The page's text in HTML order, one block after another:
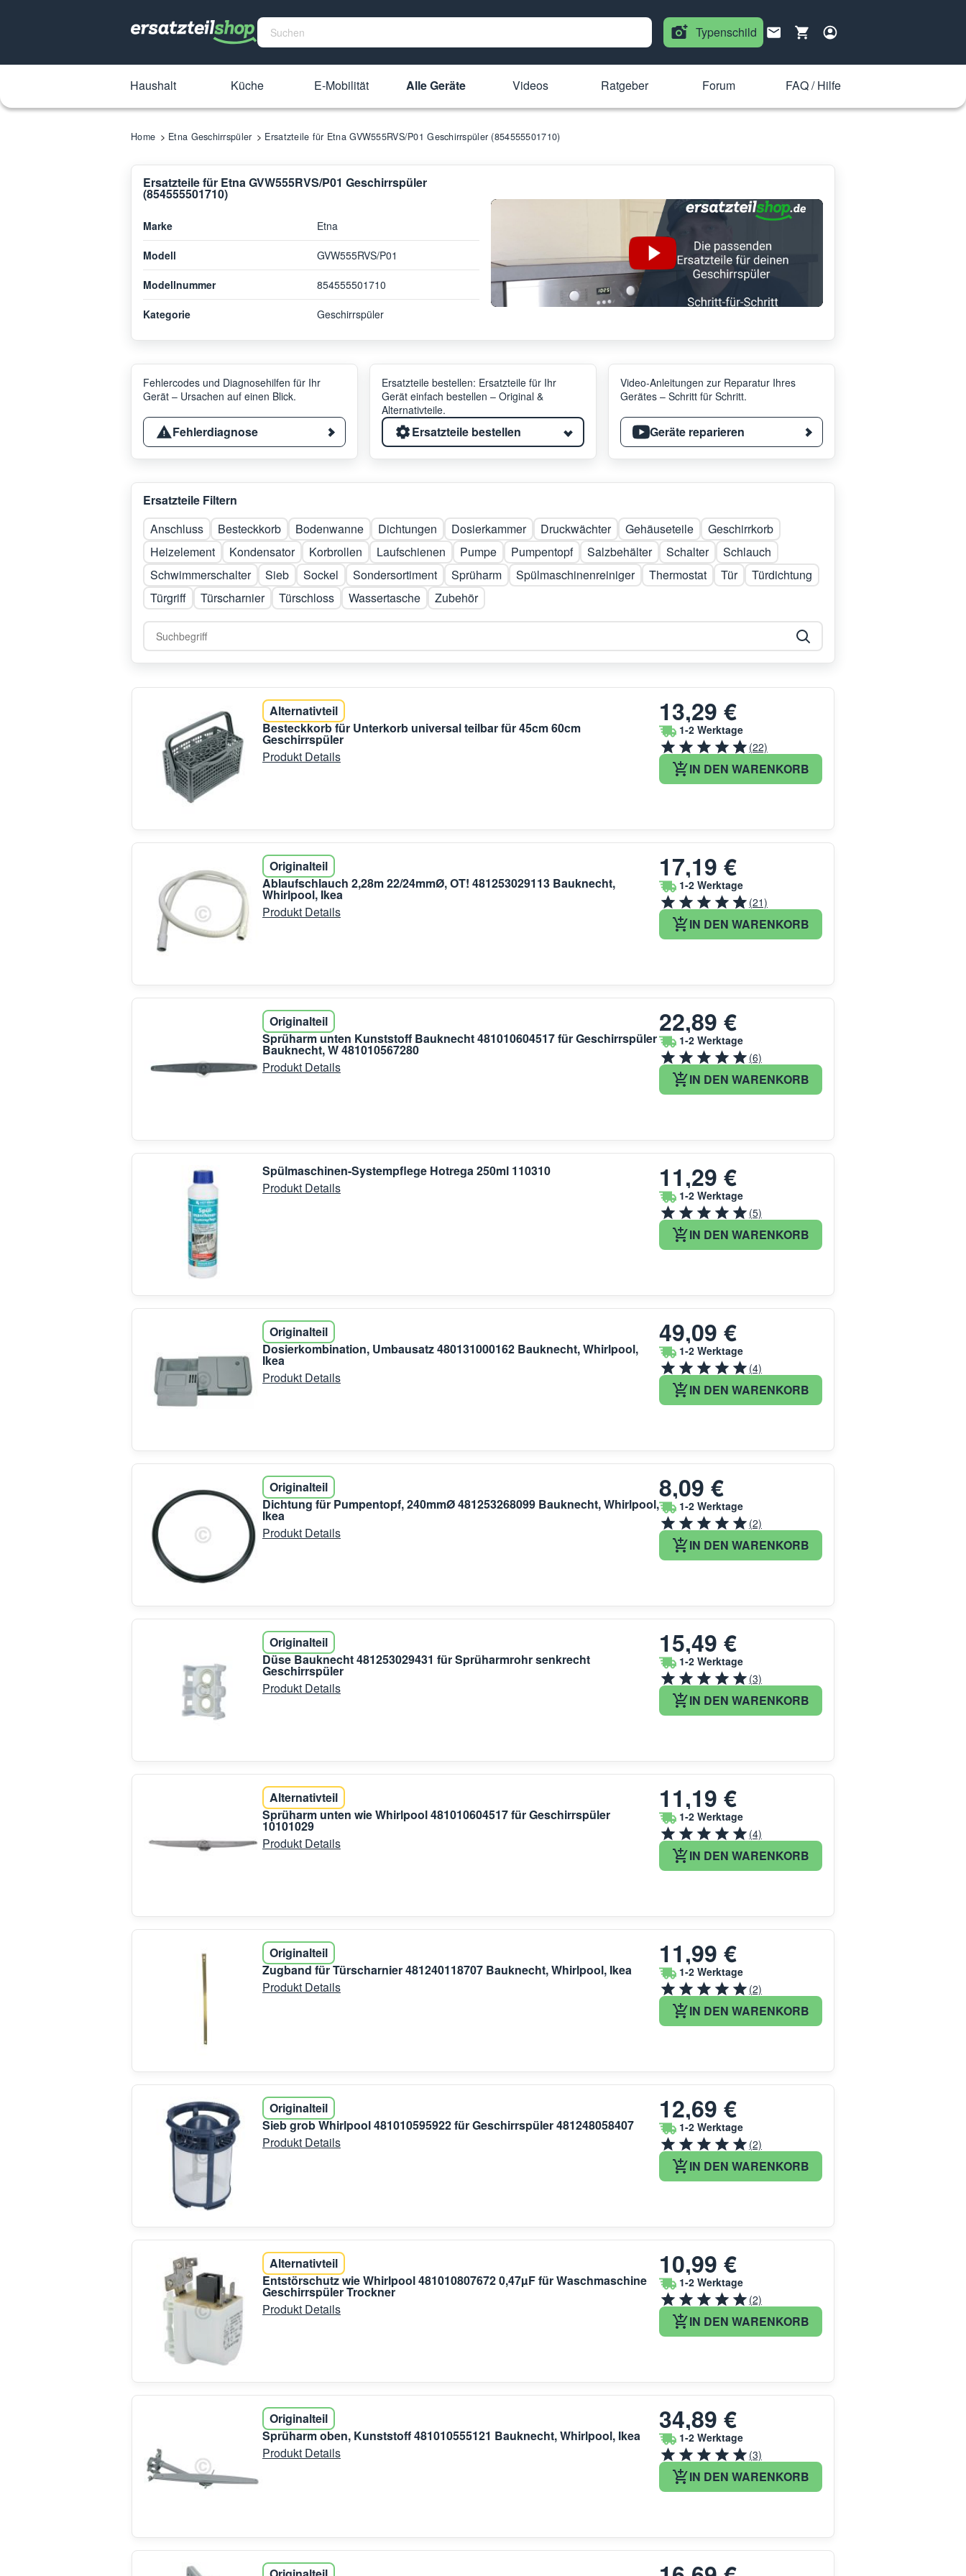
Typenschild
Haushalt Küche E-Mobilität Alle Geräte Videos Ratgeber Forum FAQ / Hilfe
Home Etna Geschirrspüler Ersatzteile für Etna GVW555RVS/P01 Geschirrspüler (854555501710)
Ersatzteile für Etna GVW555RVS/P01 Geschirrspüler
(854555501710)
Marke Etna
Modell GVW555RVS/P01
Modellnummer 854555501710
Kategorie Geschirrspüler
Fehlercodes und Diagnosehilfen für Ihr
Gerät – Ursachen auf einen Blick.
Fehlerdiagnose
Ersatzteile bestellen: Ersatzteile für Ihr
Gerät einfach bestellen – Original &
Alternativteile.
Ersatzteile bestellen
Video-Anleitungen zur Reparatur Ihres
Gerätes – Schritt für Schritt.
Geräte reparieren
Ersatzteile Filtern
Anschluss
Besteckkorb Bodenwanne Dichtungen Dosierkammer Druckwächter Gehäuseteile
Geschirrkorb
Heizelement
Kondensator Korbrollen Laufschienen Pumpe Pumpentopf Salzbehälter Schalter
Schlauch
Schwimmerschalter
Sieb Sockel Sondersortiment Sprüharm Spülmaschinenreiniger Thermostat Tür
Türdichtung
Türgriff
Türscharnier Türschloss Wassertasche Zubehör
Alternativteil
Besteckkorb für Unterkorb universal teilbar für 45cm 60cm
Geschirrspüler
Produkt Details
13,29 €
1-2 Werktage
(22)
IN DEN WARENKORB
Originalteil
Ablaufschlauch 2,28m 22/24mmØ, OT! 481253029113 Bauknecht,
Whirlpool, Ikea
Produkt Details
17,19 €
1-2 Werktage
(21)
IN DEN WARENKORB
Originalteil
Sprüharm unten Kunststoff Bauknecht 481010604517 für Geschirrspüler
Bauknecht, W 481010567280
Produkt Details
22,89 €
1-2 Werktage
(6)
IN DEN WARENKORB
Spülmaschinen-Systempflege Hotrega 250ml 110310
Produkt Details
11,29 €
1-2 Werktage
(5)
IN DEN WARENKORB
Originalteil
Dosierkombination, Umbausatz 480131000162 Bauknecht, Whirlpool,
Ikea
Produkt Details
49,09 €
1-2 Werktage
(4)
IN DEN WARENKORB
Originalteil
Dichtung für Pumpentopf, 240mmØ 481253268099 Bauknecht, Whirlpool,
Ikea
Produkt Details
8,09 €
1-2 Werktage
(2)
IN DEN WARENKORB
Originalteil
Düse Bauknecht 481253029431 für Sprüharmrohr senkrecht
Geschirrspüler
Produkt Details
15,49 €
1-2 Werktage
(3)
IN DEN WARENKORB
Alternativteil
Sprüharm unten wie Whirlpool 481010604517 für Geschirrspüler
10101029
Produkt Details
11,19 €
1-2 Werktage
(4)
IN DEN WARENKORB
Originalteil
Zugband für Türscharnier 481240118707 Bauknecht, Whirlpool, Ikea
Produkt Details
11,99 €
1-2 Werktage
(2)
IN DEN WARENKORB
Originalteil
Sieb grob Whirlpool 481010595922 für Geschirrspüler 481248058407
Produkt Details
12,69 €
1-2 Werktage
(2)
IN DEN WARENKORB
Alternativteil
Entstörschutz wie Whirlpool 481010807672 0,47µF für Waschmaschine
Geschirrspüler Trockner
Produkt Details
10,99 €
1-2 Werktage
(2)
IN DEN WARENKORB
Originalteil
Sprüharm oben, Kunststoff 481010555121 Bauknecht, Whirlpool, Ikea
Produkt Details
34,89 €
1-2 Werktage
(3)
IN DEN WARENKORB